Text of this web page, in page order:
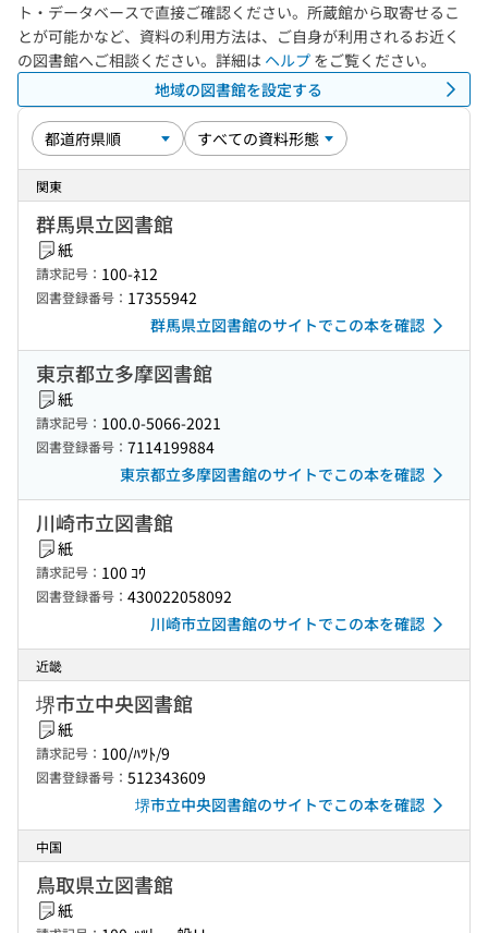
ト・データベースで直接ご確認ください。所蔵館から取寄せるこ
とが可能かなど、資料の利用方法は、ご自身が利用されるお近く
の図書館へご相談ください。詳細は ヘルプ をご覧ください。
地域の図書館を設定する
関東
群馬県立図書館
紙
請求記号： 100-ﾈ12
図書登録番号： 17355942
群馬県立図書館のサイトでこの本を確認
東京都立多摩図書館
紙
請求記号： 100.0-5066-2021
図書登録番号： 7114199884
東京都立多摩図書館のサイトでこの本を確認
川崎市立図書館
紙
請求記号： 100 ｺｳ
図書登録番号： 430022058092
川崎市立図書館のサイトでこの本を確認
近畿
堺市立中央図書館
紙
請求記号： 100/ﾊﾂﾄ/9
図書登録番号： 512343609
堺市立中央図書館のサイトでこの本を確認
中国
鳥取県立図書館
紙